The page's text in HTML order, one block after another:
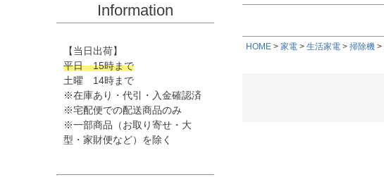
Information
【当日出荷】
平日 15時まで
土曜 14時まで
※在庫あり・代引・入金確認済
※宅配便での配送商品のみ
※一部商品（お取り寄せ・大
型・家財便など）を除く
HOME 家電 生活家電 掃除機